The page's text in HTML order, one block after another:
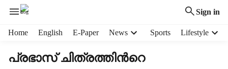
Sign in
Home English E-Paper News Sports Lifestyle
പ്രഭാസ് ചിത്രത്തിന്‍റെ